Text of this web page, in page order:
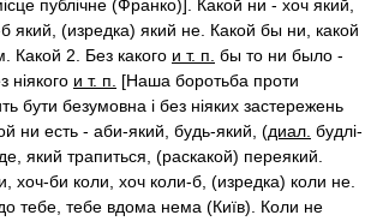
публічне (Франко)]. Какой ни - хоч який,
який, (изредка) який не. Какой бы ни, какой
Какой 2. Без какого и т. п. бы то ни было -
ніякого и т. п.
[Наша боротьба проти
бути безумовна і без ніяких застережень
ни есть - аби-який, будь-який, (диал. будлі-
який трапиться, (раскакой) переякий.
хоч-би коли, хоч коли-б, (изредка) коли не.
тебе, тебе вдома нема (Київ). Коли не